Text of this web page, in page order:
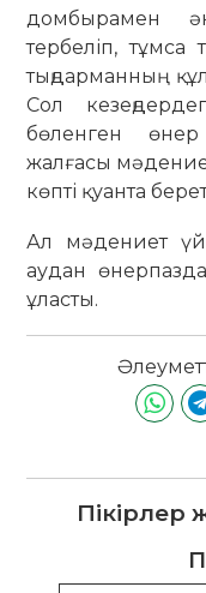
домбырамен
тербеліп, тұмса
тыңдарманның
Сол
бөленген өнер
жалғасы
көпті қуанта
Ал мәдениет
аудан
ұласты.
Пікірлер